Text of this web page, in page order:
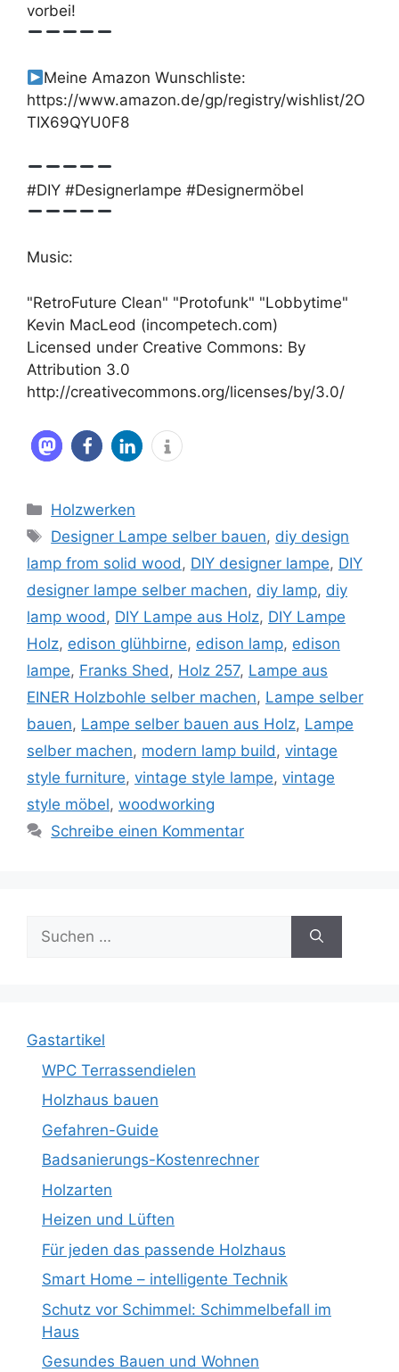
vorbei!
Meine Amazon Wunschliste:
https://www.amazon.de/gp/registry/wishlist/2O
TIX69QYU0F8
#DIY #Designerlampe #Designermöbel
Music:
"RetroFuture Clean" "Protofunk" "Lobbytime"
Kevin MacLeod (incompetech.com)
Licensed under Creative Commons: By
Attribution 3.0
http://creativecommons.org/licenses/by/3.0/
Kategorien
Holzwerken
Schlagwörter
Designer Lampe selber bauen, diy design
lamp from solid wood, DIY designer lampe, DIY
designer lampe selber machen, diy lamp, diy
lamp wood, DIY Lampe aus Holz, DIY Lampe
Holz, edison glühbirne, edison lamp, edison
lampe, Franks Shed, Holz 257, Lampe aus
EINER Holzbohle selber machen, Lampe selber
bauen, Lampe selber bauen aus Holz, Lampe
selber machen, modern lamp build, vintage
style furniture, vintage style lampe, vintage
style möbel, woodworking
Schreibe einen Kommentar
Suche
nach:
Gastartikel
WPC Terrassendielen
Holzhaus bauen
Gefahren-Guide
Badsanierungs-Kostenrechner
Holzarten
Heizen und Lüften
Für jeden das passende Holzhaus
Smart Home – intelligente Technik
Schutz vor Schimmel: Schimmelbefall im
Haus
Gesundes Bauen und Wohnen